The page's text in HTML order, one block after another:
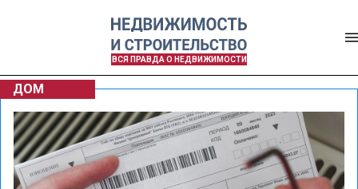
ВСЯ ПРАВДА О НЕДВИЖИМОСТИ
ДОМ